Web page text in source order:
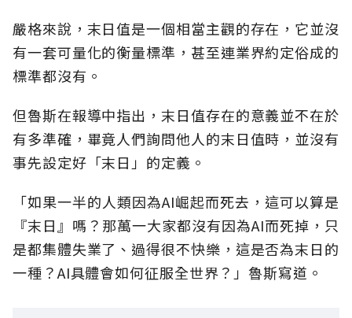
嚴格來說，末日值是一個相當主觀的存在，它並沒
有一套可量化的衡量標準，甚至連業界約定俗成的
標準都沒有。
但魯斯在報導中指出，末日值存在的意義並不在於
有多準確，畢竟人們詢問他人的末日值時，並沒有
事先設定好「末日」的定義。
「如果一半的人類因為AI崛起而死去，這可以算是
『末日』嗎？那萬一大家都沒有因為AI而死掉，只
是都集體失業了、過得很不快樂，這是否為末日的
一種？AI具體會如何征服全世界？」魯斯寫道。